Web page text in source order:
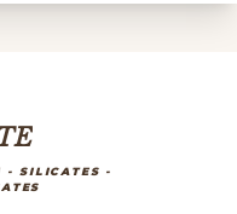
- SILICATES -